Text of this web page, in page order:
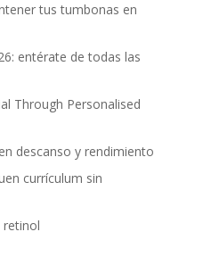
tus tumbonas en
entérate de todas las
Through Personalised
descanso y rendimiento
currículum sin
retinol